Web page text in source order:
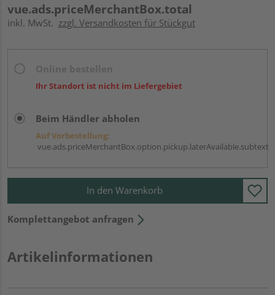
vue.ads.priceMerchantBox.total
inkl. MwSt. zzgl. Versandkosten für Stückgut
Ihr Standort ist nicht im Liefergebiet
Beim Händler abholen
Auf Vorbestellung:
vue.ads.priceMerchantBox.option.pickup.laterAvailable.subtext
In den Warenkorb
Komplettangebot anfragen
Artikelinformationen